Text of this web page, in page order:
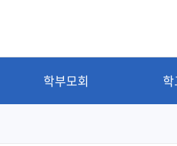
학부모회